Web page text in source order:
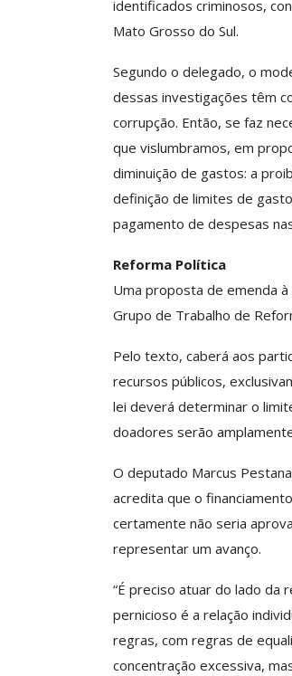
identificados criminosos,
Mato Grosso do Sul.
Segundo o delegado, o
dessas investigações têm
corrupção. Então, se faz
que vislumbramos, em
diminuição de gastos: a
definição de limites de
pagamento de despesas
Reforma Política
Uma proposta de emenda à
Grupo de Trabalho de
Pelo texto, caberá aos
recursos públicos,
lei deverá determinar o
doadores serão
O deputado Marcus
acredita que o
certamente não seria
representar um avanço.
“É preciso atuar do lado da
pernicioso é a relação
regras, com regras de
concentração excessiva,